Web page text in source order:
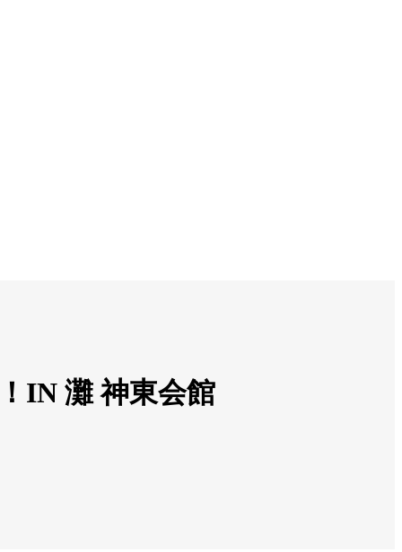
IN 灘 神東会館